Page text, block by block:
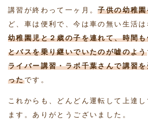
講習が終わって一ヶ月。子供の幼稚
ど、車は便利で、今は車の無い生活は
幼稚園児と２歳の子を連れて、時間
とバスを乗り継いでいたのが嘘のよう
ライバー講習・ラボ千葉さんで講習
ったです。
これからも、どんどん運転して上達
ます。ありがとうございました。